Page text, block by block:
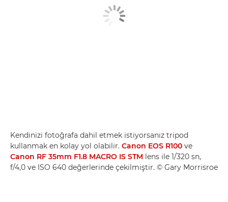
Kendinizi fotoğrafa dahil etmek istiyorsanız tripod
kullanmak en kolay yol olabilir. Canon EOS R100 ve
Canon RF 35mm F1.8 MACRO IS STM lens ile 1/320 sn,
f/4,0 ve ISO 640 değerlerinde çekilmiştir. © Gary Morrisroe